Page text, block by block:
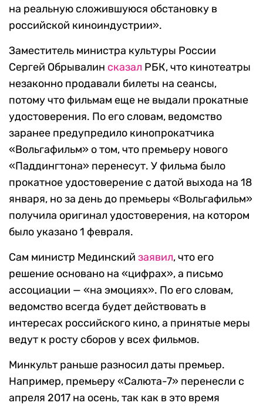
на реальную сложившуюся обстановку в
российской киноиндустрии».
Заместитель министра культуры России
Сергей Обрывалин сказал РБК, что кинотеатры
незаконно продавали билеты на сеансы,
потому что фильмам еще не выдали прокатные
удостоверения. По его словам, ведомство
заранее предупредило кинопрокатчика
«Вольгафильм» о том, что премьеру нового
«Паддингтона» перенесут. У фильма было
прокатное удостоверение с датой выхода на 18
января, но за день до премьеры «Вольгафильм»
получила оригинал удостоверения, на котором
было указано 1 февраля.
Сам министр Мединский заявил, что его
решение основано на «цифрах», а письмо
ассоциации — «на эмоциях». По его словам,
ведомство всегда будет действовать в
интересах российского кино, а принятые меры
ведут к росту сборов у всех фильмов.
Минкульт раньше разносил даты премьер.
Например, премьеру «Салюта-7» перенесли с
апреля 2017 на осень, так как в это время